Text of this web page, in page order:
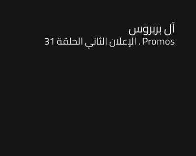
آل بربروس
Promos . الإعلان الثاني الحلقة 31